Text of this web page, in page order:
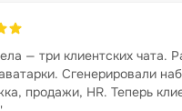
— три клиентских чата.
Сгенерировали
продажи, HR. Теперь